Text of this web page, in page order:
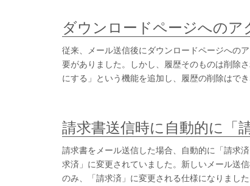
ダウンロードページへのア
従来、メール送信後にダウンロードページへの
要がありました。しかし、履歴そのものは削除
にする」という機能を追加し、履歴の削除はでき
請求書送信時に自動的に「
請求書をメール送信した場合、自動的に「請求
求済」に変更されていました。新しいメール送
のみ、「請求済」に変更される仕様になりました